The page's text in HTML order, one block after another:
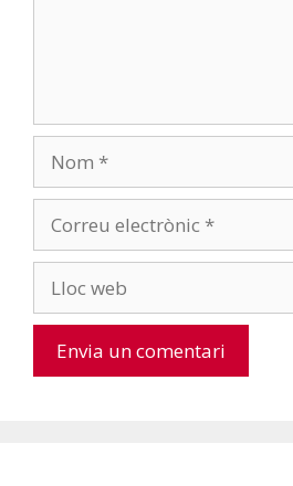
electrònic
web